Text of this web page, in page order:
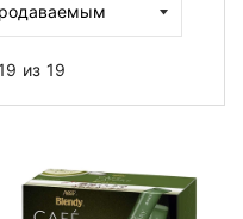
из 19